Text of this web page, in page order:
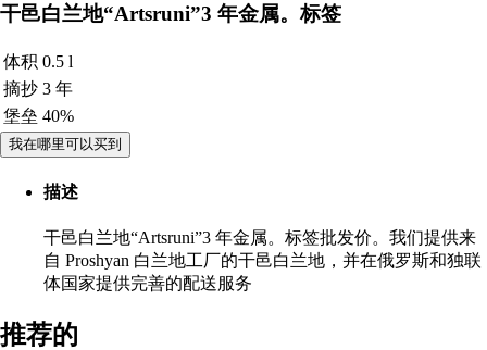
干邑白兰地“Artsruni”3 年金属。标签
体积 0.5 l
摘抄 3 年
堡垒 40%
我在哪里可以买到
描述
干邑白兰地“Artsruni”3 年金属。标签批发价。我们提供来
自 Proshyan 白兰地工厂的干邑白兰地，并在俄罗斯和独联
体国家提供完善的配送服务
推荐的